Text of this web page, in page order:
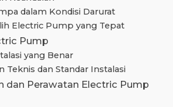
dalam Kondisi Darurat
Electric Pump yang Tepat
Pump
yang Benar
Teknis dan Standar Instalasi
dan Perawatan Electric Pump